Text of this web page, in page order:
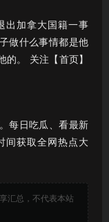
出加拿大国籍一事
做什么事情都是他
的。 关注【首页】
每日吃瓜、看最新
间获取全网热点大
汇总，不代表本站